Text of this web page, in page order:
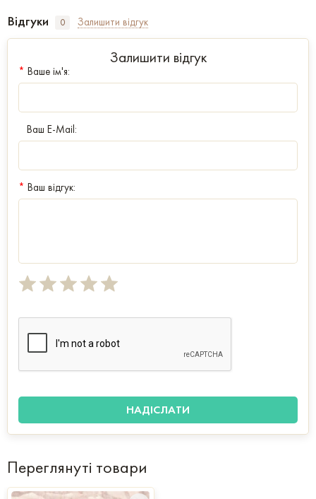
Відгуки 0 Залишити відгук
Залишити відгук
* Ваше ім'я:
Ваш E-Mail:
* Ваш відгук:
Переглянуті товари